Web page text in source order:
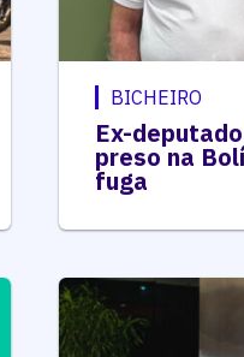
BICHEIRO
Ex-
preso na
fuga